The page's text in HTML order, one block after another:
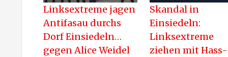
Linksextreme jagen
Antifasau durchs
Dorf Einsiedeln…
gegen Alice Weidel
Skandal in
Einsiedeln:
Linksextreme
ziehen mit Hass-